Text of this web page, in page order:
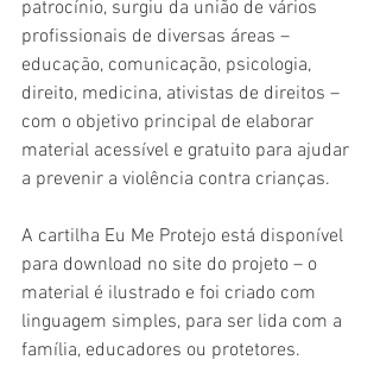
patrocínio, surgiu da união de vários
profissionais de diversas áreas –
educação, comunicação, psicologia,
direito, medicina, ativistas de direitos –
com o objetivo principal de elaborar
material acessível e gratuito para ajudar
a prevenir a violência contra crianças.
A cartilha Eu Me Protejo está disponível
para download no site do projeto – o
material é ilustrado e foi criado com
linguagem simples, para ser lida com a
família, educadores ou protetores.